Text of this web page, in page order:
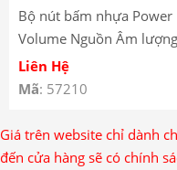
Bộ nút bấm nhựa Power
Volume Nguồn Âm lượng
Realme C20
Liên Hệ
Mã: 57210
Giá trên website chỉ dành
đến cửa hàng sẽ có chính